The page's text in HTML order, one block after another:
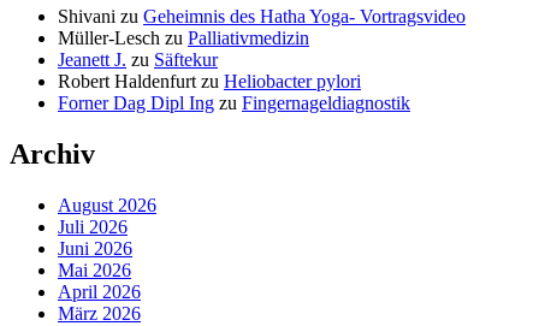
Shivani zu Geheimnis des Hatha Yoga- Vortragsvideo
Müller-Lesch zu Palliativmedizin
Jeanett J. zu Säftekur
Robert Haldenfurt zu Heliobacter pylori
Forner Dag Dipl Ing zu Fingernageldiagnostik
Archiv
August 2026
Juli 2026
Juni 2026
Mai 2026
April 2026
März 2026